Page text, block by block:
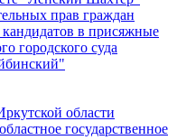
прав граждан
в присяжные
городского суда
области
государственное